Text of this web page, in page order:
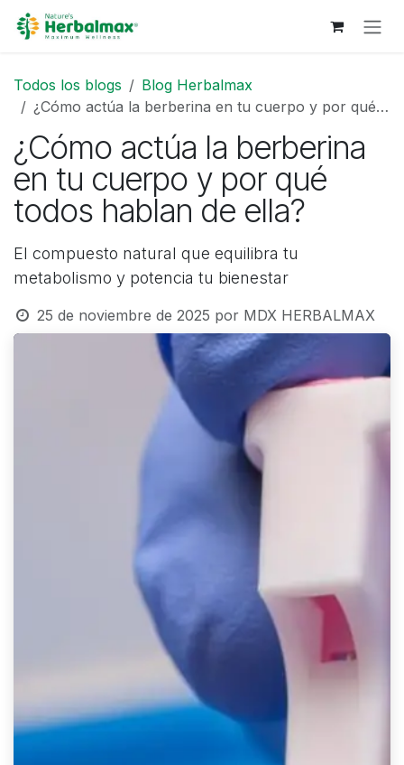
Ir al contenido
Todos los blogs
Blog Herbalmax
¿Cómo actúa la berberina en tu cuerpo y por qué todos hablan de ella?
¿Cómo actúa la berberina
en tu cuerpo y por qué
todos hablan de ella?
El compuesto natural que equilibra tu
metabolismo y potencia tu bienestar
25 de noviembre de 2025 por MDX HERBALMAX